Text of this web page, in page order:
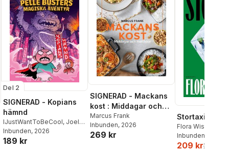
röster:
Del 2
SIGNERAD - Kopians
hämnd
IJustWantToBeCool, Joel
Adolphson,Emil Ejdemo
Beer ,Victor Beer
Inbunden, 2026
189 kr
SIGNERAD - Mackans
kost : Middagar och
matlådor
Marcus Frank
Inbunden, 2026
269 kr
Stortaxi
Flora Wiström
Inbunden
209 kr259 kr